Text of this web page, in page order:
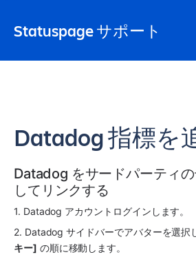
Statuspage サポート
Datadog 指標を
Datadog をサードパーティ
してリンクする
1. Datadog アカウントログインします。
2. Datadog サイドバーでアバターを選択
キー] の順に移動します。